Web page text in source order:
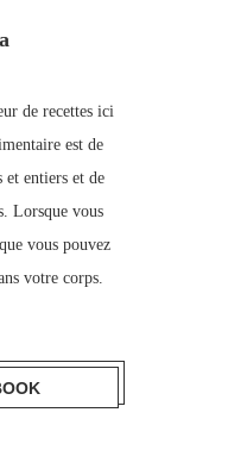
de recettes ici
est de
et entiers et de
Lorsque vous
vous pouvez
votre corps.